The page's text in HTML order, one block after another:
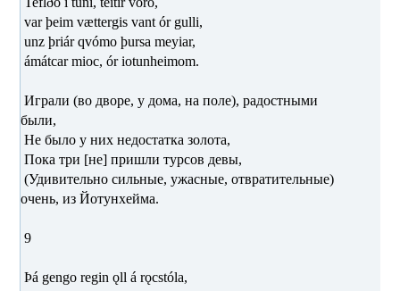
var þeim vættergis vant ór gulli,
unz þriár qvómo þursa meyiar,
ámátcar mioc, ór iotunheimom.
Играли (во дворе, у дома, на поле), радостными
были,
Не было у них недостатка золота,
Пока три [не] пришли турсов девы,
(Удивительно сильные, ужасные, отвратительные)
очень, из Йотунхейма.
9
Þá gengo regin ǫll á rǫcstóla,